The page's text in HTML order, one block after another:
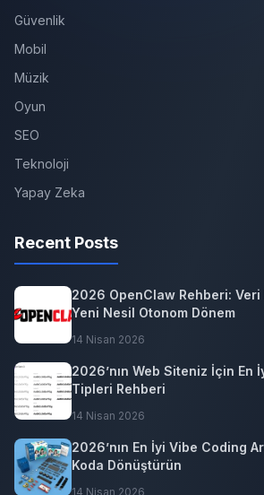
Güvenlik
Mobil
Müzik
Oyun
SEO
Teknoloji
Yapay Zeka
Recent Posts
2026 OpenClaw Rehberi:
Yeni Nesil Otonom Dönem
14 Nisan 2026
2026’nın Web Siteniz İçin En
Tipleri Rehberi
14 Nisan 2026
2026’nın En İyi Vibe Coding
Koda Dönüştürün
14 Nisan 2026